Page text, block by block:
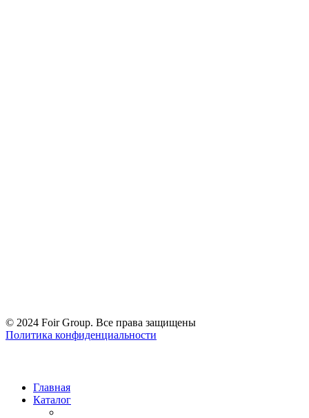
© 2024 Foir Group. Все права защищены
Политика конфиденциальности
Главная
Каталог